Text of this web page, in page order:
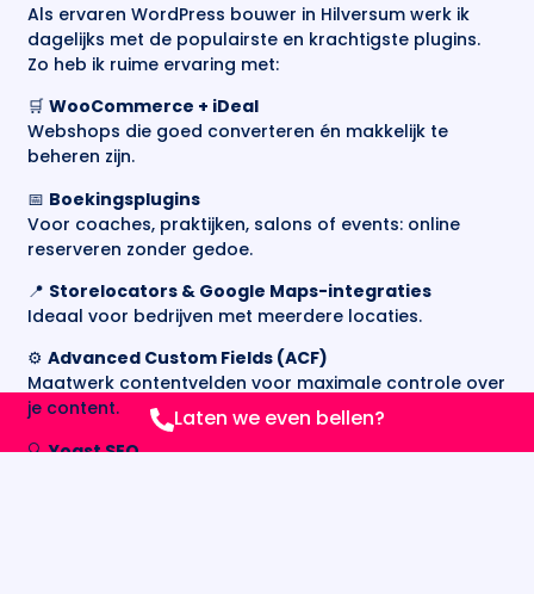
Als ervaren WordPress bouwer in Hilversum werk ik
dagelijks met de populairste en krachtigste plugins.
Zo heb ik ruime ervaring met:
🛒WooCommerce + iDeal
Webshops die goed converteren én makkelijk te
beheren zijn.
📅 Boekingsplugins
Voor coaches, praktijken, salons of events: online
reserveren zonder gedoe.
📍 Storelocators & Google Maps-integraties
Ideaal voor bedrijven met meerdere locaties.
⚙️Advanced Custom Fields (ACF)
Maatwerk contentvelden voor maximale controle over
je content.
🔍Yoast SEO
Laten we even bellen?